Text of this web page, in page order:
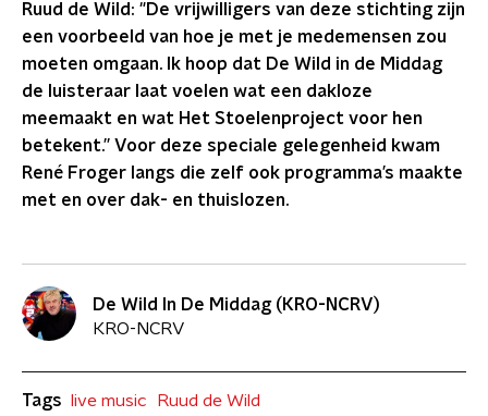
Ruud de Wild: "De vrijwilligers van deze stichting zijn
een voorbeeld van hoe je met je medemensen zou
moeten omgaan. Ik hoop dat De Wild in de Middag
de luisteraar laat voelen wat een dakloze
meemaakt en wat Het Stoelenproject voor hen
betekent.” Voor deze speciale gelegenheid kwam
René Froger langs die zelf ook programma’s maakte
met en over dak- en thuislozen.
De Wild In De Middag (KRO-NCRV)
KRO-NCRV
Tags live music
Ruud de Wild